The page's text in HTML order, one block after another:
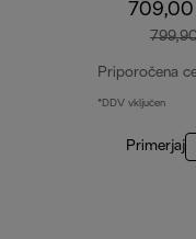
Priporočena
*DDV vključen
Primerjaj